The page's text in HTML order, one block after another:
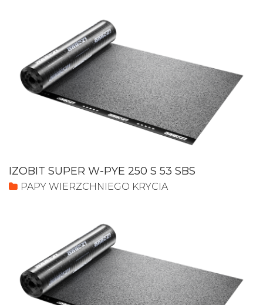
IZOBIT SUPER W-PYE 250 S 53 SBS
PAPY WIERZCHNIEGO KRYCIA